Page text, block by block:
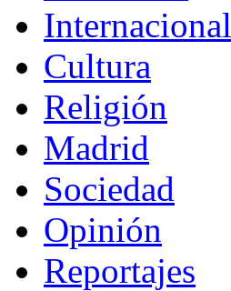
Internacional
Cultura
Religión
Madrid
Sociedad
Opinión
Reportajes